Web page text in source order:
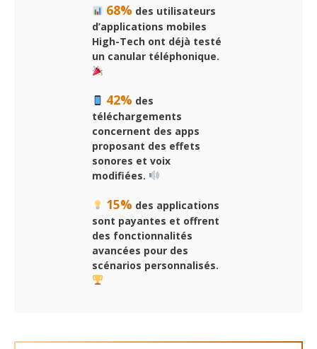
68% des utilisateurs
d’applications mobiles
High-Tech ont déjà testé
un canular téléphonique.
42% des
téléchargements
concernent des apps
proposant des effets
sonores et voix
modifiées.
15% des applications
sont payantes et offrent
des fonctionnalités
avancées pour des
scénarios personnalisés.